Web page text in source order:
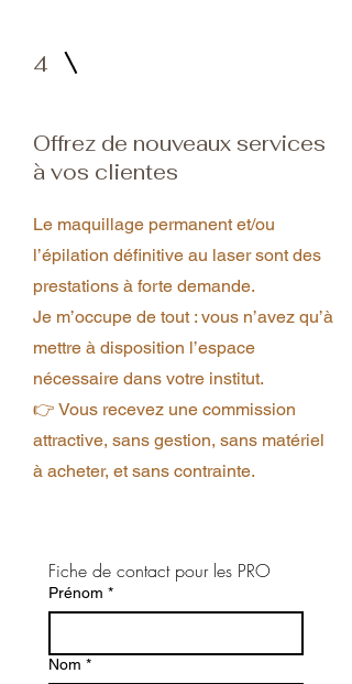
4
Offrez de nouveaux services
à vos clientes
Le maquillage permanent et/ou
l’épilation définitive au laser sont des
prestations à forte demande.
Je m’occupe de tout : vous n’avez qu’à
mettre à disposition l’espace
nécessaire dans votre institut.
👉 Vous recevez une commission
attractive, sans gestion, sans matériel
à acheter, et sans contrainte.
Fiche de contact pour les PRO
Prénom *
Nom *